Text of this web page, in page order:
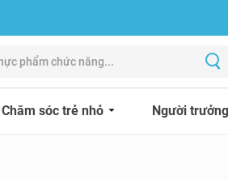
Chăm sóc trẻ nhỏ Người